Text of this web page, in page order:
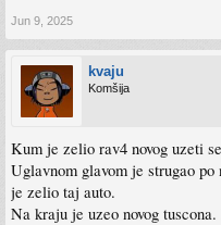
Jun 9, 2025
kvaju
Komšija
Kum je zelio rav4 novog uzeti
Uglavnom glavom je strugao
je zelio taj auto.
Na kraju je uzeo novog